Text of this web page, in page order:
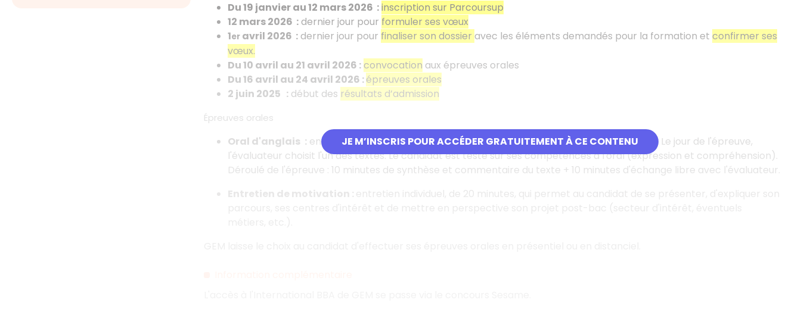
JE M’INSCRIS POUR ACCÉDER GRATUITEMENT À CE CONTENU
Du 19 janvier au 12 mars 2026 :inscription sur Parcoursup
12 mars 2026 :dernier jour pour formuler ses vœux
1er avril 2026 :dernier jour pour finaliser son dossier avec les éléments demandés pour la formation et confirmer ses
vœux.
Du 10 avril au 21 avril 2026 : convocation aux épreuves orales
Du 16 avril au 24 avril 2026 :épreuves orales
2 juin 2025 :début des résultats d’admission
Épreuves orales
Oral d'anglais : envoi d'un ensemble de textes d'anglais (choix de deux textes à effectuer). Le jour de l'épreuve,
l'évaluateur choisit l'un des textes. Le candidat est testé sur ses compétences à l'oral (expression et compréhension).
Déroulé de l'épreuve : 10 minutes de synthèse et commentaire du texte + 10 minutes d'échange libre avec l'évaluateur.